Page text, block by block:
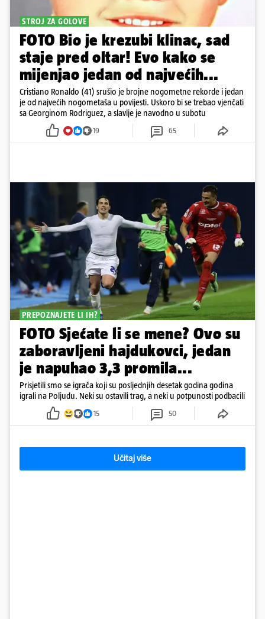
STROJ ZA GOLOVE
FOTO Bio je krezubi klinac, sad
staje pred oltar! Evo kako se
mijenjao jedan od najvećih...
Cristiano Ronaldo (41) srušio je brojne nogometne rekorde i jedan
je od najvećih nogometaša u povijesti. Uskoro bi se trebao vjenčati
sa Georginom Rodriguez, a slavlje je navodno u subotu
19 65
PREPOZNAJETE LI IH?
FOTO Sjećate li se mene? Ovo su
zaboravljeni hajdukovci, jedan
je napuhao 3,3 promila...
Prisjetili smo se igrača koji su posljednjih desetak godina godina
igrali na Poljudu. Neki su ostavili trag, a neki u potpunosti podbacili
15 50
Učitaj više